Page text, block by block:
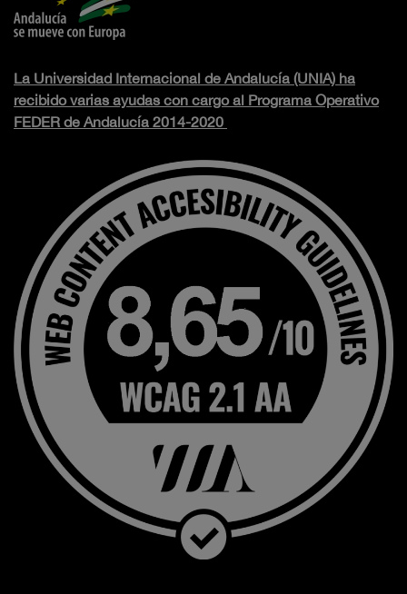
La Universidad Internacional de Andalucía (UNIA) ha
recibido varias ayudas con cargo al Programa Operativo
FEDER de Andalucía 2014-2020